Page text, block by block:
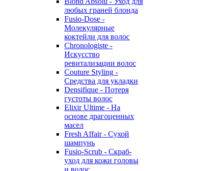
любых граней блонда
Fusio-Dose -
Молекулярные
коктейли для волос
Chronologiste -
Искусство
ревитализации волос
Couture Styling -
Средства для укладки
Densifique - Потеря
густоты волос
Elixir Ultime - На
основе драгоценных
масел
Fresh Affair - Сухой
шампунь
Fusio-Scrub - Скраб-
уход для кожи головы
и волос